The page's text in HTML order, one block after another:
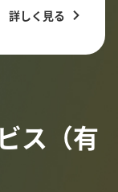
詳しく見る
ス（有